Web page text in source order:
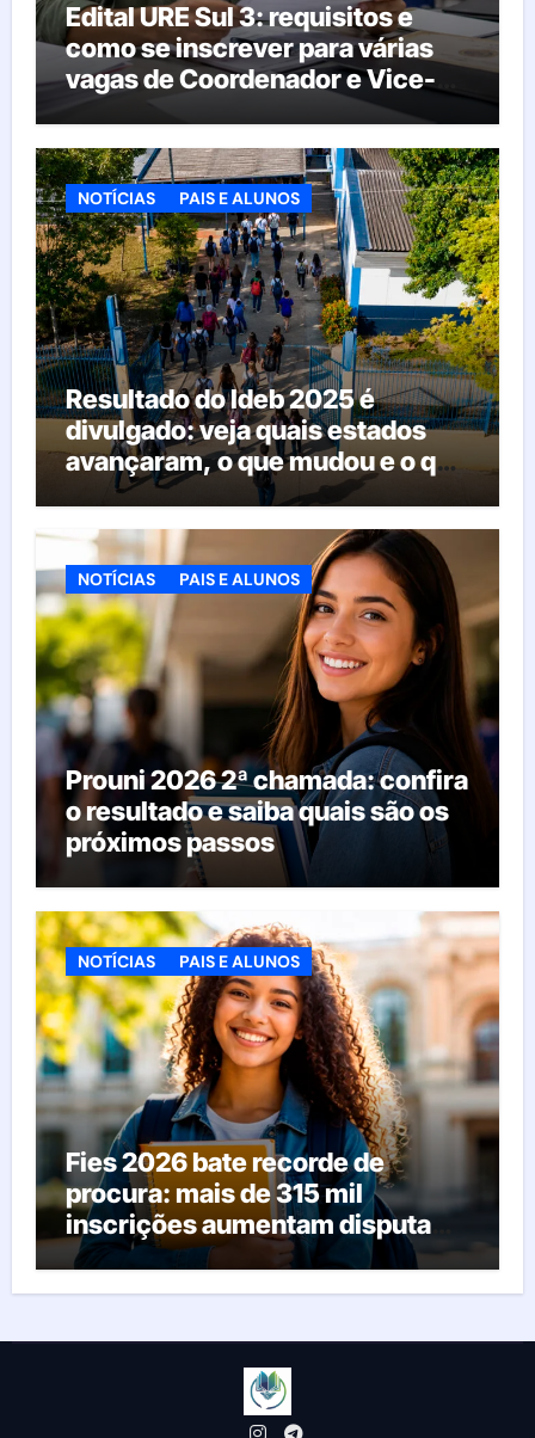
Edital URE Sul 3: requisitos e
como se inscrever para várias
vagas de Coordenador e Vice-
Diretor
NOTÍCIAS PAIS E ALUNOS
Resultado do Ideb 2025 é
divulgado: veja quais estados
avançaram, o que mudou e o que
esperar da educação brasileira
NOTÍCIAS PAIS E ALUNOS
Prouni 2026 2ª chamada: confira
o resultado e saiba quais são os
próximos passos
NOTÍCIAS PAIS E ALUNOS
Fies 2026 bate recorde de
procura: mais de 315 mil
inscrições aumentam disputa
pelas vagas; veja o que acontece
agora